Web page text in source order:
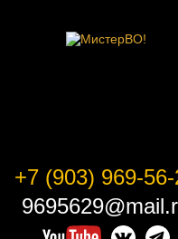
+7 (903) 969-